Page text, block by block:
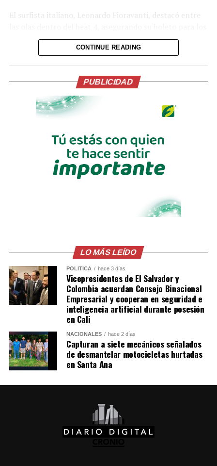
El surfista italiano, Leonardo Fioravanti, destacó entre
cuartos de final. Con su desempeño logró una
puntuación total de 15.50.
Ítalo Ferreira, logró alcanzar su pase para los cuartos de
final, luego de sumar 12.50 puntos, en dos de las
mejores olas de Punta Roca.
competencia de surf, el estadounidense Crosby
Colapinto. Se quedó con una puntuación de 11 y no
logró superar al campeón del mundo, Ferreira.
de final del Surf City El Salvador Pro, en el heat 6, fue el
francés Kauli Vaast, que finalizó esta jornada con 12.76
puntos; entretanto, no pasó a la otra fase el brasileño
La jornada de surf en Punta Roca se desarrolló sin
mayores inconvenientes por las condiciones del clima.
Además, personal de primera respuesta estuvieron
atentos en el sector para atender cualquier emergencia
generada por las lluvias o la misma competencia.
Facebook X
CONTINUE READING
PUBLICIDAD
LO MÁS LEÍDO
POLÍTICA hace 3 días
Vicepresidentes de El Salvador y
Colombia acuerdan Consejo Binacional
Empresarial y cooperan en seguridad e
inteligencia artificial durante posesión
en Cali
NACIONALES hace 2 días
Capturan a siete mecánicos señalados
de desmantelar motocicletas hurtadas
en Santa Ana